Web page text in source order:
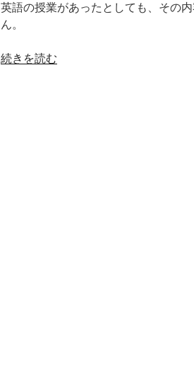
英語の授業があったとしても、その
ん。
“詐
続きを読む